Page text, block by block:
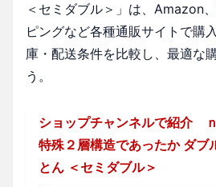
＜セミダブル＞」は、Amazon
ピングなど各種通販サイトで購
庫・配送条件を比較し、最適な
う。
ショップチャンネルで紹介
特殊２層構造であったか ダブ
とん ＜セミダブル＞